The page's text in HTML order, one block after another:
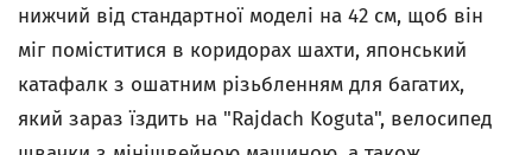
нижчий від стандартної моделі на 42 см, щоб він
міг поміститися в коридорах шахти, японський
катафалк з ошатним різьбленням для багатих,
який зараз їздить на "Rajdach Koguta", велосипед